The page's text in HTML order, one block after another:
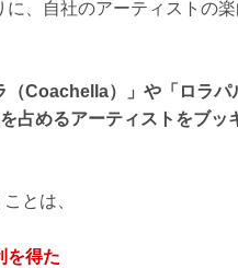
、自社のアーティストの
（Coachella）」や「ロラ
占めるアーティストをブ
とは、
を得た